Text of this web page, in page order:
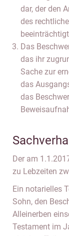
dar, der den
des
Das
das ihr
Sache zur
das
das
Der am
zu Lebzeiten
Ein notarielles
Sohn, den
Alleinerben
Testament im